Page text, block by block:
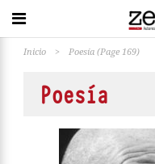
Inicio > Poesía (Page 169)
Poesía